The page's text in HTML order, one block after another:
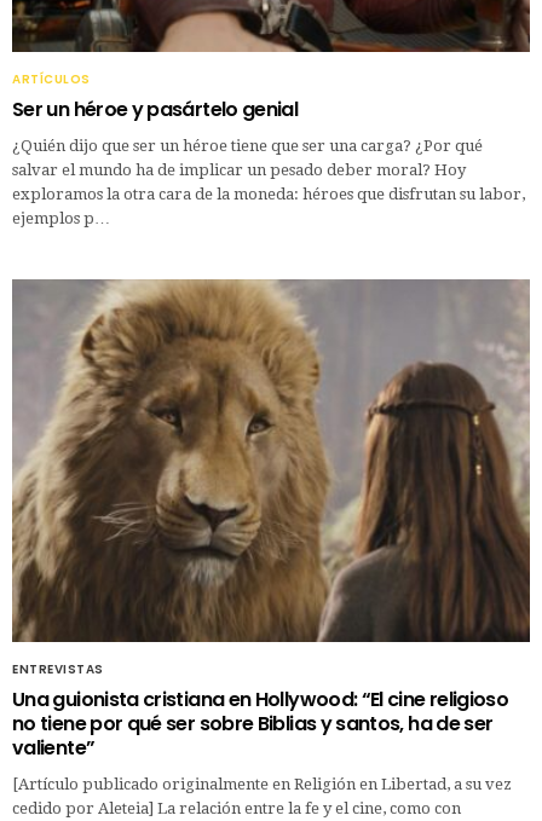
ARTÍCULOS
Ser un héroe y pasártelo genial
¿Quién dijo que ser un héroe tiene que ser una carga? ¿Por qué
salvar el mundo ha de implicar un pesado deber moral? Hoy
exploramos la otra cara de la moneda: héroes que disfrutan su labor,
ejemplos p…
ENTREVISTAS
Una guionista cristiana en Hollywood: “El cine religioso
no tiene por qué ser sobre Biblias y santos, ha de ser
valiente”
[Artículo publicado originalmente en Religión en Libertad, a su vez
cedido por Aleteia] La relación entre la fe y el cine, como con